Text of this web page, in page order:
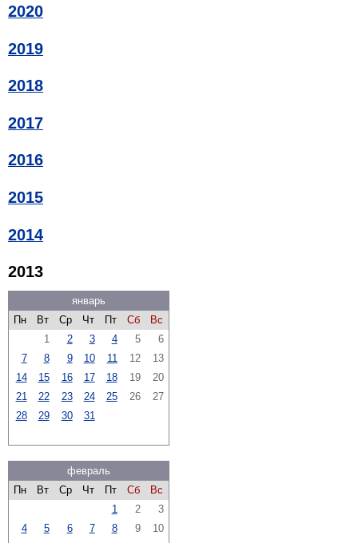
2020
2019
2018
2017
2016
2015
2014
2013
январь
Пн
Вт Ср Чт Пт Сб
Вс
1
2 3 4 5
6
7
8 9 10 11 12
13
14
15 16 17 18 19
20
21
22 23 24 25 26
27
28
29 30 31
февраль
Пн
Вт Ср Чт Пт Сб
Вс
1
2
3
4
5 6 7 8 9
10